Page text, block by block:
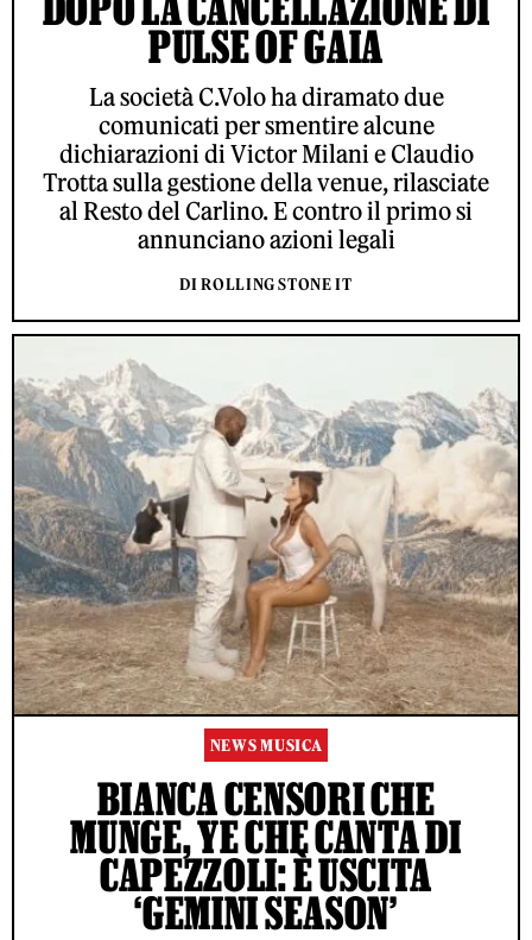
PULSE OF GAIA
La società C.Volo ha diramato due
comunicati per smentire alcune
dichiarazioni di Victor Milani e Claudio
Trotta sulla gestione della venue, rilasciate
al Resto del Carlino. E contro il primo si
annunciano azioni legali
DI ROLLING STONE IT
NEWS MUSICA
BIANCA CENSORI CHE
MUNGE, YE CHE CANTA DI
CAPEZZOLI: È USCITA
‘GEMINI SEASON’